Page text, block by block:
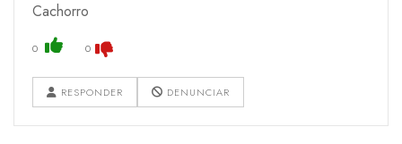
Cachorro
0 0
RESPONDER DENUNCIAR